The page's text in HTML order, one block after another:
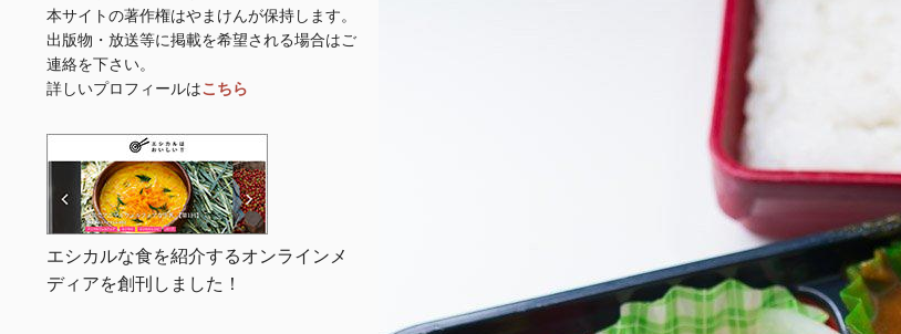
本サイトの著作権はやまけんが保持します。
出版物・放送等に掲載を希望される場合はご
連絡を下さい。
詳しいプロフィールはこちら
エシカルな食を紹介するオンラインメ
ディアを創刊しました！